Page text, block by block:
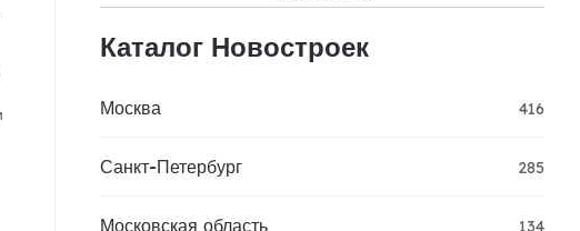
Каталог Новостроек
Москва 416
Санкт-Петербург 285
Московская область 134